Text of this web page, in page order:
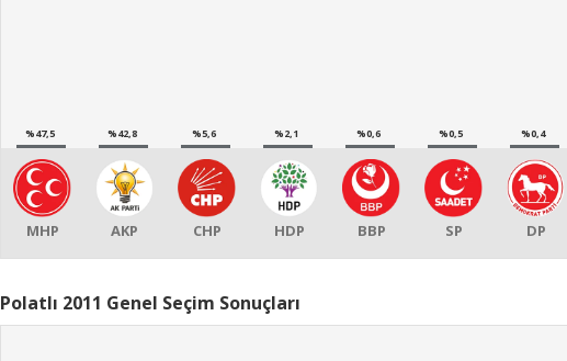
%47,5
MHP
%42,8
AKP
%5,6
CHP
%2,1
HDP
%0,6
BBP
%0,5
SP
%0,4
DP
Polatlı 2011 Genel Seçim Sonuçları